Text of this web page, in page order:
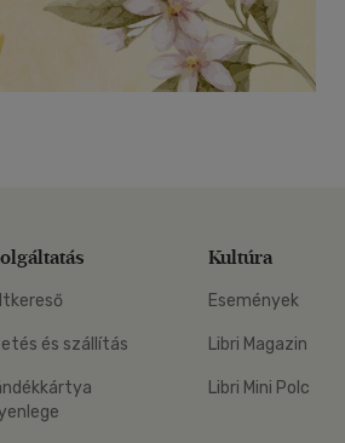
és szállítás
Kultúra
Események
Libri Magazin
Libri Mini Polc